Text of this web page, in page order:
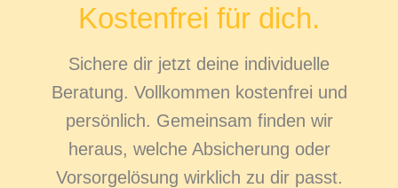
Kostenfrei für dich.
Sichere dir jetzt deine individuelle
Beratung. Vollkommen kostenfrei und
persönlich. Gemeinsam finden wir
heraus, welche Absicherung oder
Vorsorgelösung wirklich zu dir passt.